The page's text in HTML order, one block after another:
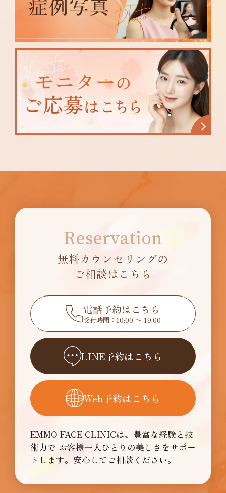
Reservation
無料カウンセリングの
ご相談はこちら
電話予約はこちら
受付時間：10:00 〜 19:00
LINE予約はこちら
Web予約はこちら
EMMO FACE CLINICは、豊富な経験と技
術力で お客様一人ひとりの美しさをサポー
トします。安心してご相談ください。